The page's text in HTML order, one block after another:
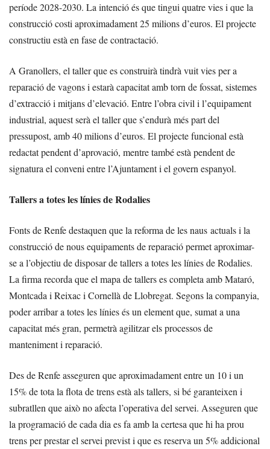
període 2028-2030. La intenció és que tingui quatre vies i que la
construcció costi aproximadament 25 milions d’euros. El projecte
constructiu està en fase de contractació.
A Granollers, el taller que es construirà tindrà vuit vies per a
reparació de vagons i estarà capacitat amb torn de fossat, sistemes
d’extracció i mitjans d’elevació. Entre l’obra civil i l’equipament
industrial, aquest serà el taller que s’endurà més part del
pressupost, amb 40 milions d’euros. El projecte funcional està
redactat pendent d’aprovació, mentre també està pendent de
signatura el conveni entre l’Ajuntament i el govern espanyol.
Tallers a totes les línies de Rodalies
Fonts de Renfe destaquen que la reforma de les naus actuals i la
construcció de nous equipaments de reparació permet aproximar-
se a l’objectiu de disposar de tallers a totes les línies de Rodalies.
La firma recorda que el mapa de tallers es completa amb Mataró,
Montcada i Reixac i Cornellà de Llobregat. Segons la companyia,
poder arribar a totes les línies és un element que, sumat a una
capacitat més gran, permetrà agilitzar els processos de
manteniment i reparació.
Des de Renfe asseguren que aproximadament entre un 10 i un
15% de tota la flota de trens està als tallers, si bé garanteixen i
subratllen que això no afecta l’operativa del servei. Asseguren que
la programació de cada dia es fa amb la certesa que hi ha prou
trens per prestar el servei previst i que es reserva un 5% addicional